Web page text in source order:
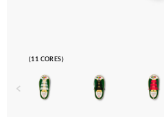
(11 CORES)